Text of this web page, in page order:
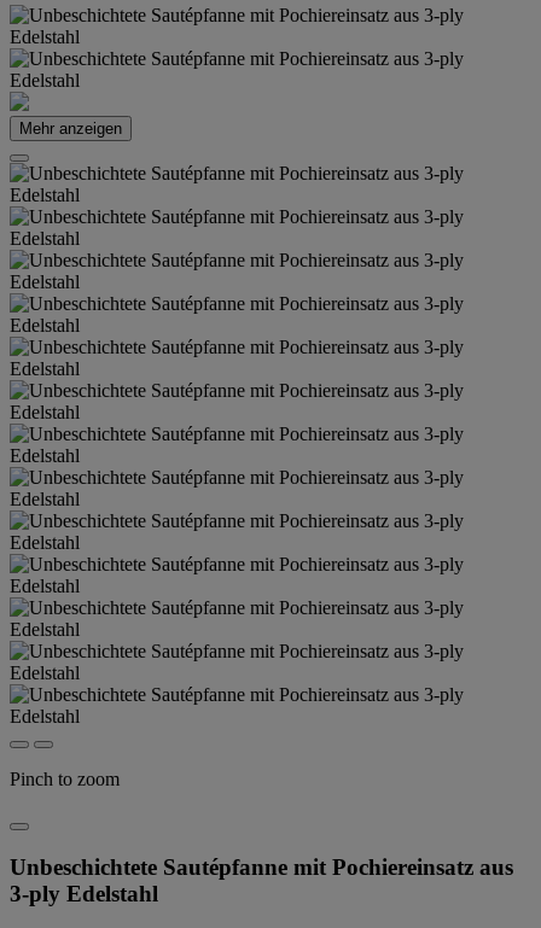
Mehr anzeigen
Pinch to zoom
Unbeschichtete Sautépfanne mit Pochiereinsatz aus
3-ply Edelstahl